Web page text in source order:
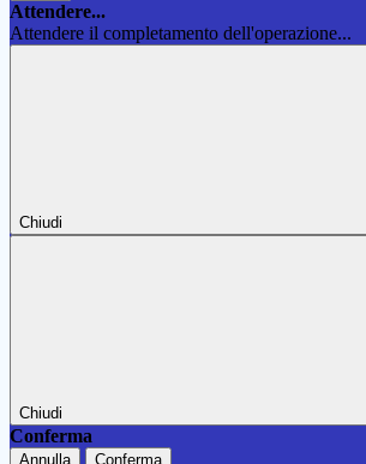
Attendere...
Attendere il completamento dell'operazione...
Chiudi
Chiudi
Conferma
Annulla Conferma